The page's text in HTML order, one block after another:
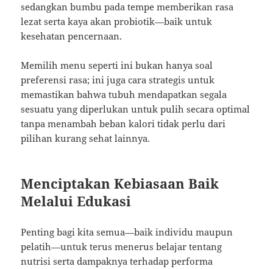
sedangkan bumbu pada tempe memberikan rasa
lezat serta kaya akan probiotik—baik untuk
kesehatan pencernaan.
Memilih menu seperti ini bukan hanya soal
preferensi rasa; ini juga cara strategis untuk
memastikan bahwa tubuh mendapatkan segala
sesuatu yang diperlukan untuk pulih secara optimal
tanpa menambah beban kalori tidak perlu dari
pilihan kurang sehat lainnya.
Menciptakan Kebiasaan Baik
Melalui Edukasi
Penting bagi kita semua—baik individu maupun
pelatih—untuk terus menerus belajar tentang
nutrisi serta dampaknya terhadap performa